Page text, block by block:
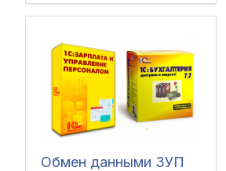
Обмен данными ЗУП